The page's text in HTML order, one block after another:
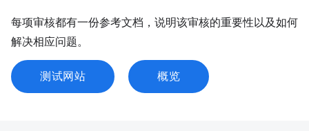
每项审核都有一份参考文档，说明该审核的重要性以及如何
解决相应问题。
测试网站 概览